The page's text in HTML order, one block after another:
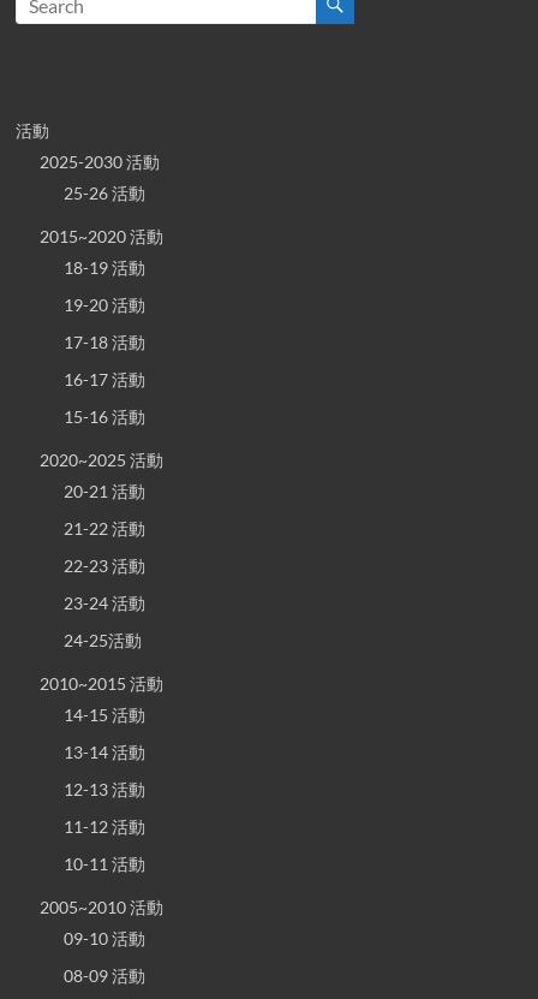
活動
2025-2030 活動
25-26 活動
2015~2020 活動
18-19 活動
19-20 活動
17-18 活動
16-17 活動
15-16 活動
2020~2025 活動
20-21 活動
21-22 活動
22-23 活動
23-24 活動
24-25活動
2010~2015 活動
14-15 活動
13-14 活動
12-13 活動
11-12 活動
10-11 活動
2005~2010 活動
09-10 活動
08-09 活動